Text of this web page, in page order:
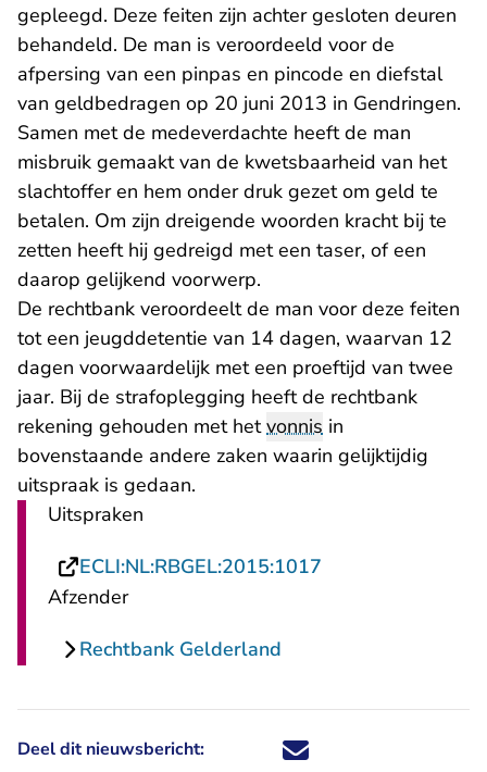
gepleegd. Deze feiten zijn achter gesloten deuren
behandeld. De man is veroordeeld voor de
afpersing van een pinpas en pincode en diefstal
van geldbedragen op 20 juni 2013 in Gendringen.
Samen met de medeverdachte heeft de man
misbruik gemaakt van de kwetsbaarheid van het
slachtoffer en hem onder druk gezet om geld te
betalen. Om zijn dreigende woorden kracht bij te
zetten heeft hij gedreigd met een taser, of een
daarop gelijkend voorwerp.
De rechtbank veroordeelt de man voor deze feiten
tot een jeugddetentie van 14 dagen, waarvan 12
dagen voorwaardelijk met een proeftijd van twee
jaar. Bij de strafoplegging heeft de rechtbank
rekening gehouden met hetvonnis in
bovenstaande andere zaken waarin gelijktijdig
uitspraak is gedaan.
Uitspraken
ECLI:NL:RBGEL:2015:1017
Afzender
Rechtbank Gelderland
Deel dit nieuwsbericht: Deel dit nieuwsbericht via X -
Deel dit nieuwsbericht via
Deel dit nieuwsbericht
Deel dit